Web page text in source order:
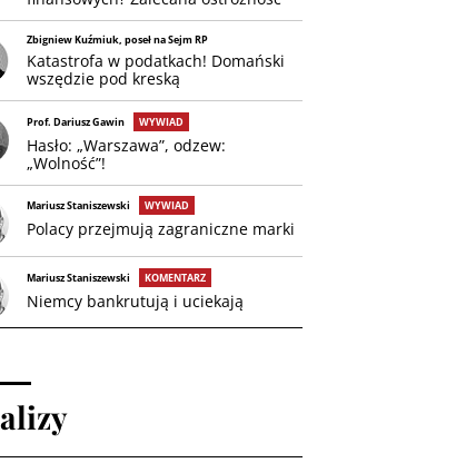
Zbigniew Kuźmiuk, poseł na Sejm RP
Katastrofa w podatkach! Domański
wszędzie pod kreską
Prof. Dariusz Gawin WYWIAD
Hasło: „Warszawa”, odzew:
„Wolność”!
Mariusz Staniszewski WYWIAD
Polacy przejmują zagraniczne marki
Mariusz Staniszewski KOMENTARZ
Niemcy bankrutują i uciekają